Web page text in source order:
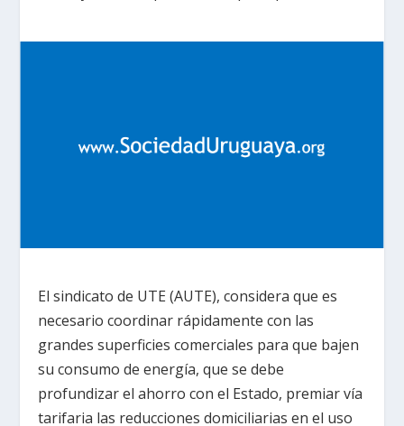
El sindicato de UTE (AUTE), considera que es
necesario coordinar rápidamente con las
grandes superficies comerciales para que bajen
su consumo de energía, que se debe
profundizar el ahorro con el Estado, premiar vía
tarifaria las reducciones domiciliarias en el uso